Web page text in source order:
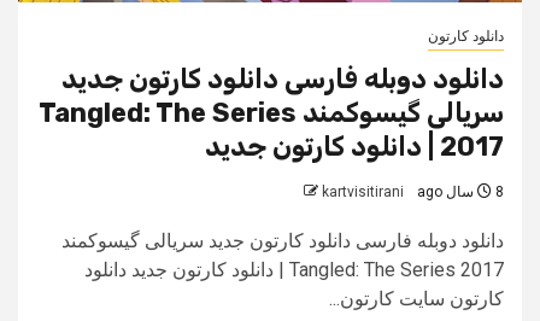
دانلود کارتون
دانلود دوبله فارسی دانلود کارتون جدید
سریالی گیسوکمند Tangled: The Series
2017 | دانلود کارتون جدید
8 سال ago kartvisitirani
دانلود دوبله فارسی دانلود کارتون جدید سریالی گیسوکمند
Tangled: The Series 2017 | دانلود کارتون جدید دانلود
کارتون سایت کارتون...